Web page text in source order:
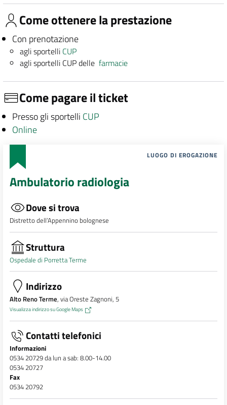
Come ottenere la prestazione
Con prenotazione
agli sportelli CUP
agli sportelli CUP dellefarmacie
Come pagare il ticket
Presso gli sportelli CUP
Online
LUOGO DI EROGAZIONE
Ambulatorio radiologia
Dove si trova
Distretto dell’Appennino bolognese
Struttura
Ospedale di Porretta Terme
Indirizzo
Alto Reno Terme, via Oreste Zagnoni, 5
Visualizza indirizzo su Google Maps
Contatti telefonici
Informazioni
0534 20729 da lun a sab: 8.00-14.00
0534 20727
Fax
0534 20792